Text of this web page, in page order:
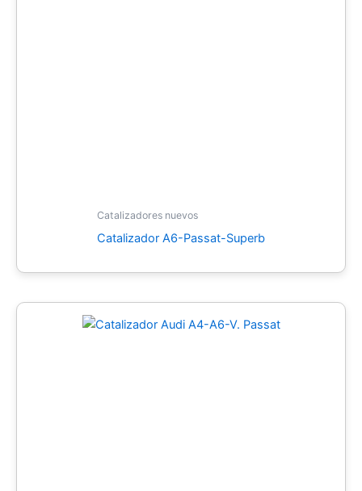
Catalizadores nuevos
Catalizador A6-Passat-Superb